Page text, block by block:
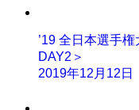
’19 全日本選手
DAY2＞
2019年12月12日